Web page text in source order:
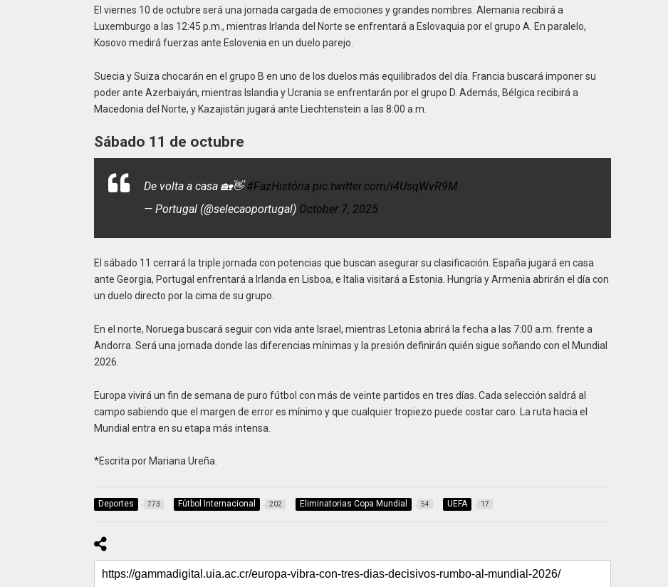
El viernes 10 de octubre será una jornada cargada de emociones y grandes nombres. Alemania recibirá a
Luxemburgo a las 12:45 p.m., mientras Irlanda del Norte se enfrentará a Eslovaquia por el grupo A. En paralelo,
Kosovo medirá fuerzas ante Eslovenia en un duelo parejo.
Suecia y Suiza chocarán en el grupo B en uno de los duelos más equilibrados del día. Francia buscará imponer su
poder ante Azerbaiyán, mientras Islandia y Ucrania se enfrentarán por el grupo D. Además, Bélgica recibirá a
Macedonia del Norte, y Kazajistán jugará ante Liechtenstein a las 8:00 a.m.
Sábado 11 de octubre
De volta a casa 🏡👋#FazHistória pic.twitter.com/i4UsqWvR9M
— Portugal (@selecaoportugal) October 7, 2025
El sábado 11 cerrará la triple jornada con potencias que buscan asegurar su clasificación. España jugará en casa
ante Georgia, Portugal enfrentará a Irlanda en Lisboa, e Italia visitará a Estonia. Hungría y Armenia abrirán el día con
un duelo directo por la cima de su grupo.
En el norte, Noruega buscará seguir con vida ante Israel, mientras Letonia abrirá la fecha a las 7:00 a.m. frente a
Andorra. Será una jornada donde las diferencias mínimas y la presión definirán quién sigue soñando con el Mundial
2026.
Europa vivirá un fin de semana de puro fútbol con más de veinte partidos en tres días. Cada selección saldrá al
campo sabiendo que el margen de error es mínimo y que cualquier tropiezo puede costar caro. La ruta hacia el
Mundial entra en su etapa más intensa.
*Escrita por Mariana Ureña.
Deportes 773 Fútbol Internacional 202 Eliminatorias Copa Mundial 54 UEFA 17